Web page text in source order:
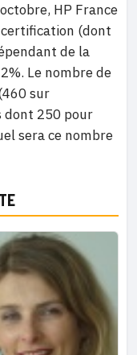
HP France
(dont
de la
Le nombre de
sur
dont 250 pour
sera ce nombre